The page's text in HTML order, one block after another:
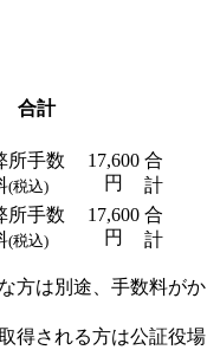
合計
所手数
(税込)
17,600
円
合
計
所手数
(税込)
17,600
円
合
計
方は別途、手数料がか
得される方は公証役場